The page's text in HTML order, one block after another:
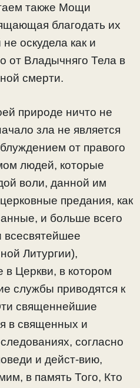
также Мощи
благодать их
оскудела как и
от Владычняго Тела в
смерти.
природе ничто не
зла не является
от правого
людей, которые
воли, данной им
предания, как
и больше всего
Литургии),
в Церкви, в котором
службы приводятся к
священнейшие
в священных и
согласно
и дейст-вию,
в память Того, Кто